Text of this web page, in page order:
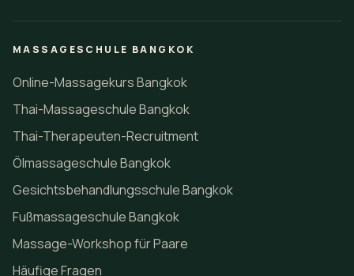
MASSAGESCHULE BANGKOK
Online-Massagekurs Bangkok
Thai-Massageschule Bangkok
Thai-Therapeuten-Recruitment
Ölmassageschule Bangkok
Gesichtsbehandlungsschule Bangkok
Fußmassageschule Bangkok
Massage-Workshop für Paare
Häufige Fragen